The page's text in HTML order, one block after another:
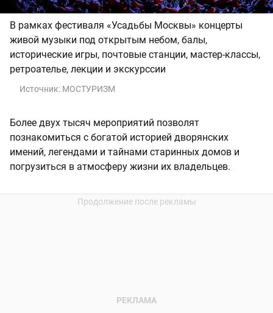
В рамках фестиваля «Усадьбы Москвы» концерты
живой музыки под открытым небом, балы,
исторические игры, почтовые станции, мастер-классы,
ретроателье, лекции и экскурссии
Источник: МОСТУРИЗМ
Более двух тысяч мероприятий позволят
познакомиться с богатой историей дворянских
имений, легендами и тайнами старинных домов и
погрузиться в атмосферу жизни их владельцев.